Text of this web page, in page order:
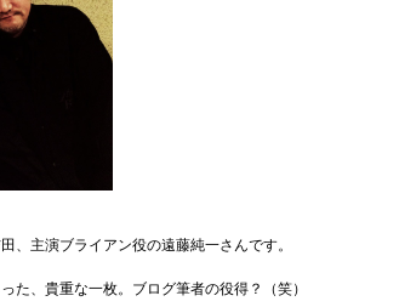
、主演ブライアン役の遠藤純一さんです。
た、貴重な一枚。ブログ筆者の役得？（笑）